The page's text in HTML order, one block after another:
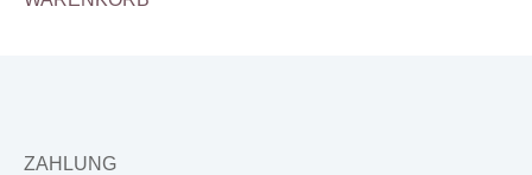
ZAHLUNG